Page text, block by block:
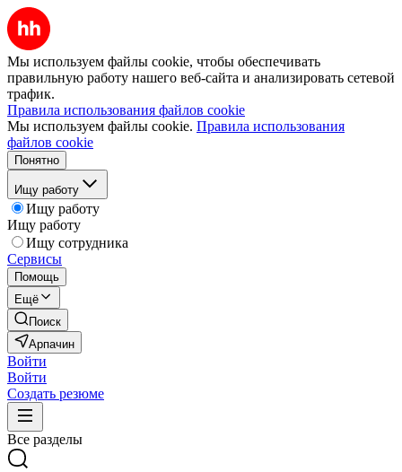
Мы используем файлы cookie, чтобы обеспечивать
правильную работу нашего веб-сайта и анализировать сетевой
трафик.
Правила использования файлов cookie
Мы используем файлы cookie. Правила использования
файлов cookie
Понятно
Ищу работу
Ищу работу
Ищу работу
Ищу сотрудника
Сервисы
Помощь
Ещё
Поиск
Арпачин
Войти
Войти
Создать резюме
Все разделы